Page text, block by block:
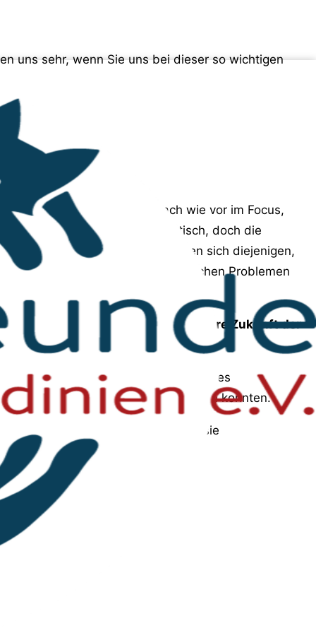
uns sehr, wenn Sie uns bei dieser so wichtigen
Region um Olbia ist dabei nach wie vor im Focus,
ist weiterhin sehr kritisch, doch die
werden kann. So melden sich diejenigen,
den Kastrationen oder medizinischen Problemen
auf unserem Weg für eine bessere Zukunft der
gerne spenden möchten.
So wird es
erfolgreich abgeschlossen werden konnten.
das Spendenformular, mit dem sie